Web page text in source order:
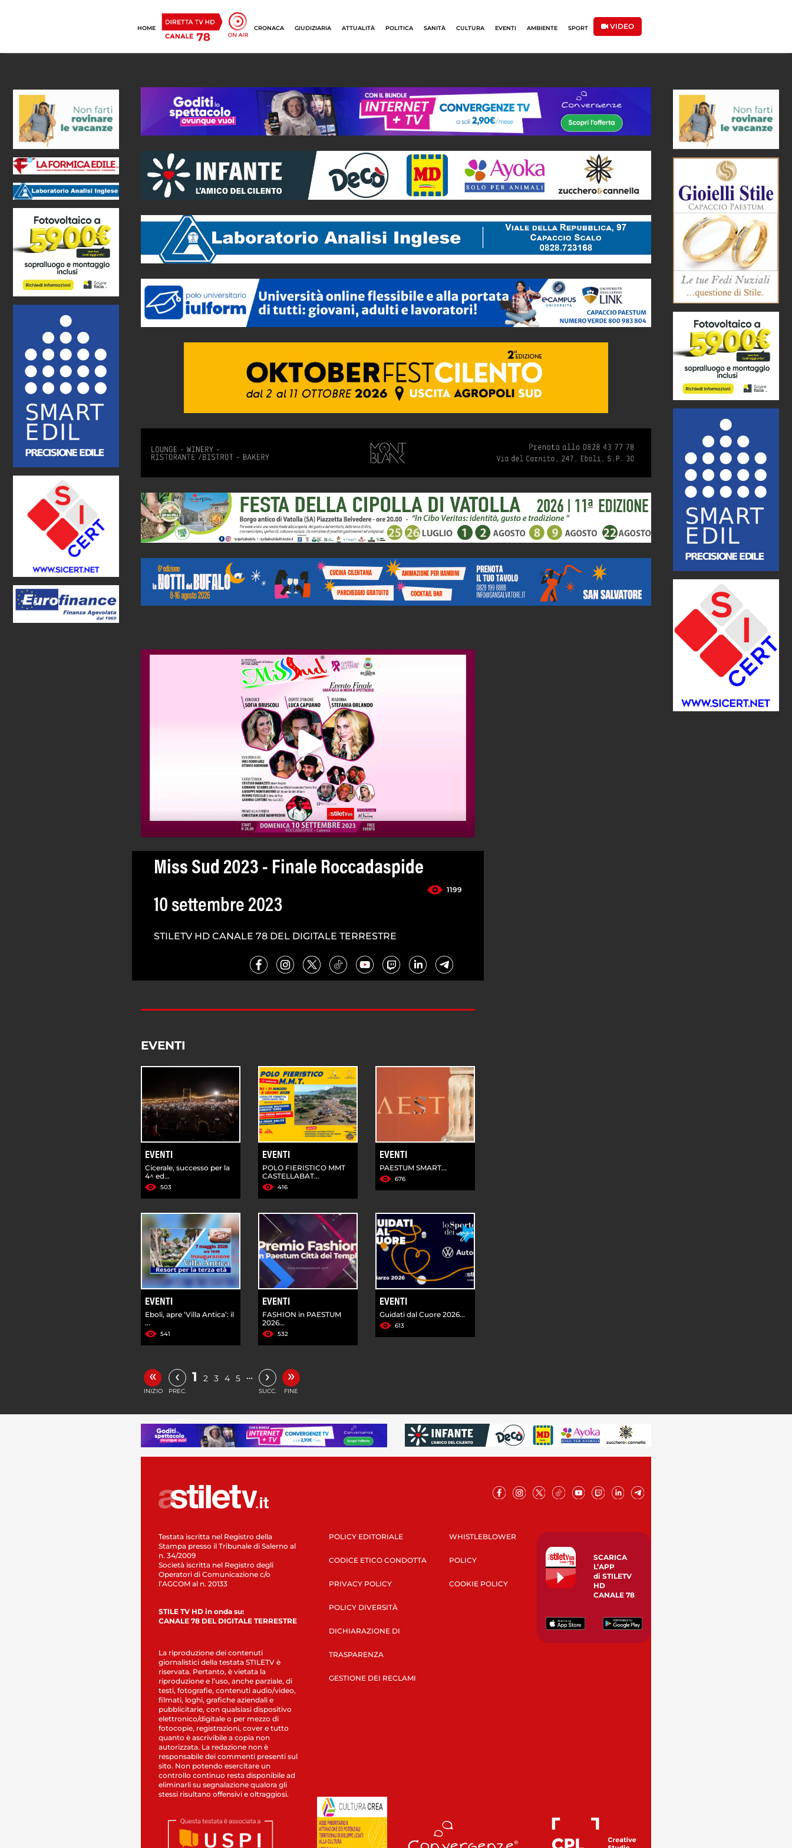
HOME CRONACA GIUDIZIARIA ATTUALITÀ POLITICA SANITÀ CULTURA EVENTI AMBIENTE SPORT VIDEO
Miss Sud 2023 - Finale Roccadaspide
1199
10 settembre 2023
STILETV HD CANALE 78 DEL DIGITALE TERRESTRE
EVENTI
EVENTI
Cicerale, successo per la
4^ ed...
503
EVENTI
POLO FIERISTICO MMT
CASTELLABAT...
416
EVENTI
PAESTUM SMART...
676
EVENTI
Eboli, apre ‘Villa Antica’: il
...
541
EVENTI
FASHION in PAESTUM
2026...
532
EVENTI
Guidati dal Cuore 2026...
613
«
INIZIO
‹
PREC.
1 2 3 4 5 … ›
SUCC.
»
FINE
Testata iscritta nel Registro della
Stampa presso il Tribunale di Salerno al
n. 34/2009
Società iscritta nel Registro degli
Operatori di Comunicazione c/o
l’AGCOM al n. 20133
STILE TV HD in onda su:
CANALE 78 DEL DIGITALE TERRESTRE
La riproduzione dei contenuti
giornalistici della testata STILETV è
riservata. Pertanto, è vietata la
riproduzione e l’uso, anche parziale, di
testi, fotografie, contenuti audio/video,
filmati, loghi, grafiche aziendali e
pubblicitarie, con qualsiasi dispositivo
elettronico/digitale o per mezzo di
fotocopie, registrazioni, cover e tutto
quanto è ascrivibile a copia non
autorizzata. La redazione non è
responsabile dei commenti presenti sul
sito. Non potendo esercitare un
controllo continuo resta disponibile ad
eliminarli su segnalazione qualora gli
stessi risultano offensivi e oltraggiosi.
POLICY EDITORIALE
CODICE ETICO CONDOTTA
PRIVACY POLICY
POLICY DIVERSITÀ
DICHIARAZIONE DI
TRASPARENZA
GESTIONE DEI RECLAMI
WHISTLEBLOWER
POLICY
COOKIE POLICY
SCARICA
L’APP
di STILETV
HD
CANALE 78